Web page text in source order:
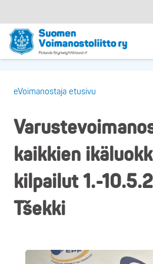
eVoimanostaja etusivu
kaikkien
kilpailut 1.-
Tšekki